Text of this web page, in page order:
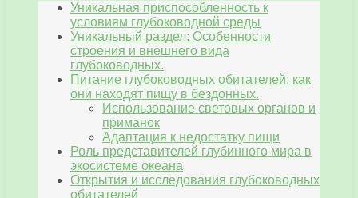
Уникальная приспособленность к
условиям глубоководной среды
Уникальный раздел: Особенности
строения и внешнего вида
глубоководных.
Питание глубоководных обитателей: как
они находят пищу в бездонных.
Использование световых органов и
приманок
Адаптация к недостатку пищи
Роль представителей глубинного мира в
экосистеме океана
Открытия и исследования глубоководных
обитателей